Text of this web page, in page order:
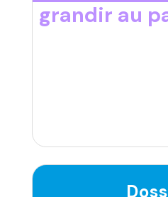
grandir au